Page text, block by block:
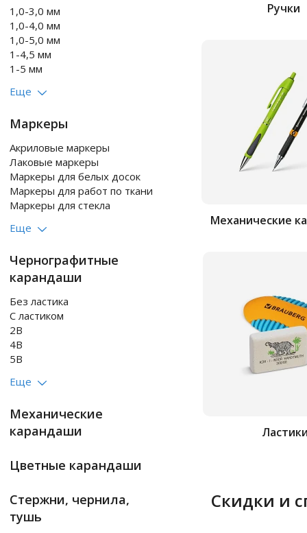
1,0-3,0 мм
1,0-4,0 мм
1,0-5,0 мм
1-4,5 мм
1-5 мм
Еще
Маркеры
Акриловые маркеры
Лаковые маркеры
Маркеры для белых досок
Маркеры для работ по ткани
Маркеры для стекла
Еще
Чернографитные
карандаши
без ластика
с ластиком
2B
4B
5B
Еще
Механические
карандаши
Цветные карандаши
Стержни, чернила,
тушь
Ручки
Механические
Скидки и